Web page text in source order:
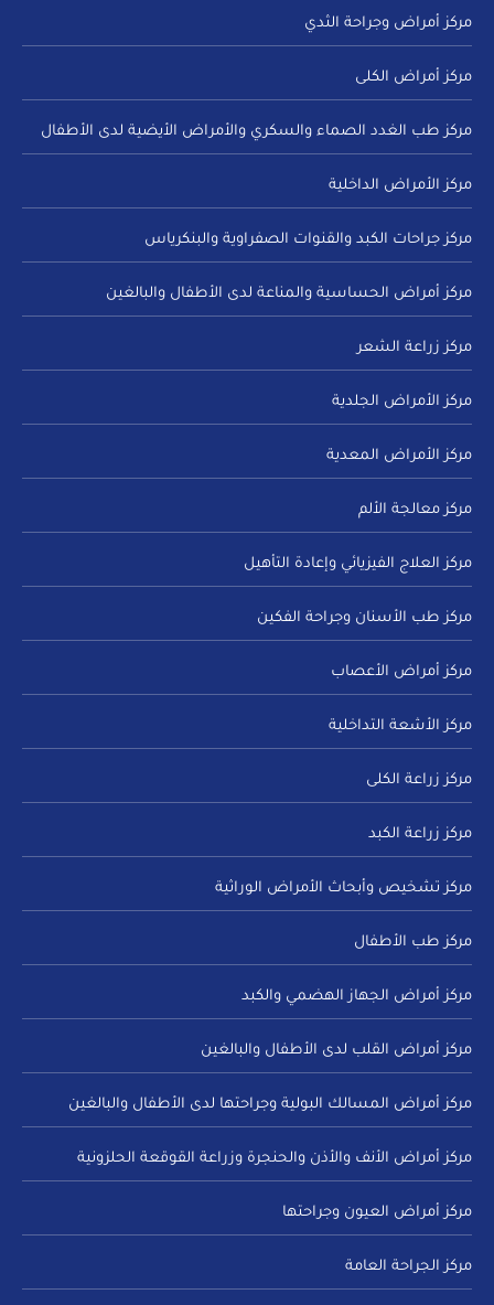
مركز أمراض وجراحة الثدي
مركز أمراض الكلى
مركز طب الغدد الصماء والسكري والأمراض الأيضية لدى الأطفال
مركز الأمراض الداخلية
مركز جراحات الكبد والقنوات الصفراوية والبنكرياس
مركز أمراض الحساسية والمناعة لدى الأطفال والبالغين
مركز زراعة الشعر
مركز الأمراض الجلدية
مركز الأمراض المعدية
مركز معالجة الألم
مركز العلاج الفيزيائي وإعادة التأهيل
مركز طب الأسنان وجراحة الفكين
مركز أمراض الأعصاب
مركز الأشعة التداخلية
مركز زراعة الكلى
مركز زراعة الكبد
مركز تشخيص وأبحاث الأمراض الوراثية
مركز طب الأطفال
مركز أمراض الجهاز الهضمي والكبد
مركز أمراض القلب لدى الأطفال والبالغين
مركز أمراض المسالك البولية وجراحتها لدى الأطفال والبالغين
مركز أمراض الأنف والأذن والحنجرة وزراعة القوقعة الحلزونية
مركز أمراض العيون وجراحتها
مركز الجراحة العامة